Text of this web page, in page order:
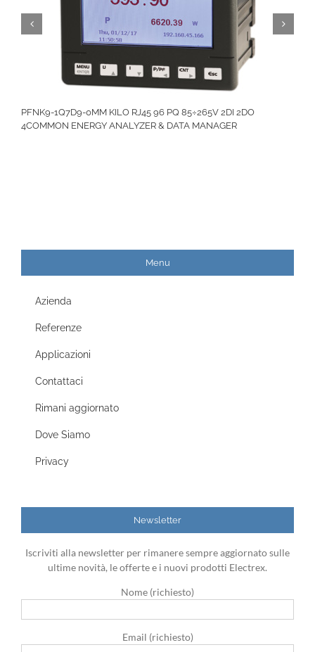
PFNK9-1Q7D9-0MM KILO RJ45 96 PQ 85÷265V 2DI 2DO
4COMMON ENERGY ANALYZER & DATA MANAGER
Menu
Azienda
Referenze
Applicazioni
Contattaci
Rimani aggiornato
Dove Siamo
Privacy
Newsletter
Iscriviti alla newsletter per rimanere sempre aggiornato sulle
ultime novità, le offerte e i nuovi prodotti Electrex.
Nome (richiesto)
Email (richiesto)